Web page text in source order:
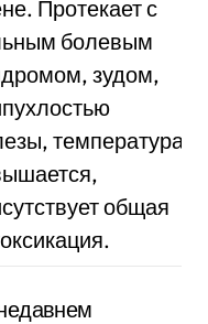
Протекает с
болевым
зудом,
температура
общая